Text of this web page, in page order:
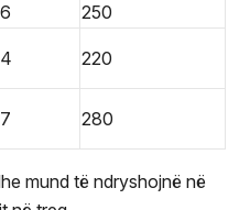
250
220
280
mund të ndryshojnë në